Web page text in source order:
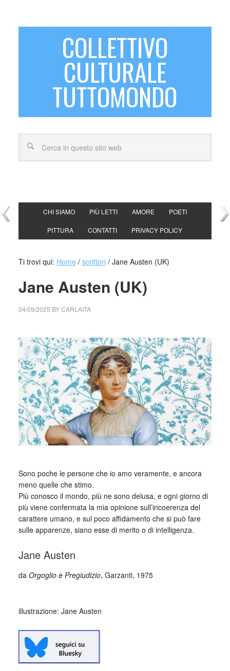
COLLETTIVO
CULTURALE
TUTTOMONDO
CHI SIAMO PIÙ LETTI AMORE POETI
PITTURA CONTATTI PRIVACY POLICY
Ti trovi qui: Home / scrittori /Jane Austen (UK)
Jane Austen (UK)
04/09/2025 BYCARLAITA
Sono poche le persone che io amo veramente, e ancora
meno quelle che stimo.
Più conosco il mondo, più ne sono delusa, e ogni giorno di
più viene confermata la mia opinione sull’incoerenza del
carattere umano, e sul poco affidamento che si può fare
sulle apparenze, siano esse di merito o di intelligenza.
Jane Austen
da Orgoglio e Pregiudizio, Garzanti, 1975
illustrazione: Jane Austen